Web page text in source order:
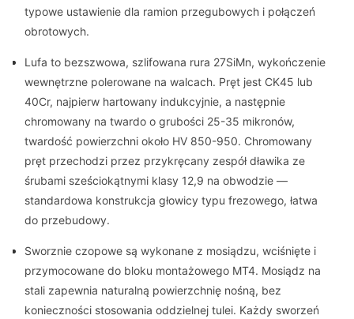
typowe ustawienie dla ramion przegubowych i połączeń
obrotowych.
Lufa to bezszwowa, szlifowana rura 27SiMn, wykończenie
wewnętrzne polerowane na walcach. Pręt jest CK45 lub
40Cr, najpierw hartowany indukcyjnie, a następnie
chromowany na twardo o grubości 25-35 mikronów,
twardość powierzchni około HV 850-950. Chromowany
pręt przechodzi przez przykręcany zespół dławika ze
śrubami sześciokątnymi klasy 12,9 na obwodzie —
standardowa konstrukcja głowicy typu frezowego, łatwa
do przebudowy.
Sworznie czopowe są wykonane z mosiądzu, wciśnięte i
przymocowane do bloku montażowego MT4. Mosiądz na
stali zapewnia naturalną powierzchnię nośną, bez
konieczności stosowania oddzielnej tulei. Każdy sworzeń